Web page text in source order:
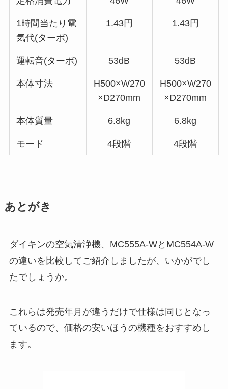
1時間当たり電
気代(ターボ)
1.43円 1.43円
運転音(ターボ) 53dB 53dB
本体寸法
H500×W270
×D270mm
H500×W270
×D270mm
本体質量 6.8kg 6.8kg
モード 4段階 4段階
あとがき
ダイキンの空気清浄機、MC555A-WとMC554A-W
の違いを比較してご紹介しましたが、いかがでし
たでしょうか。
これらは発売年月が違うだけで仕様は同じとなっ
ているので、価格の安いほうの機種をおすすめし
ます。